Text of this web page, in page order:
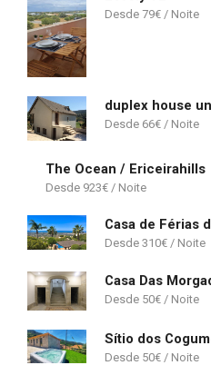
79€
duplex house
66€
The Ocean / Ericeirahills
923€
Casa de Férias
310€
Casa Das
50€
Sítio dos
50€